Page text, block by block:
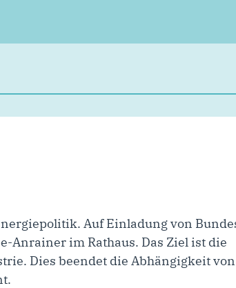
Auf Einladung von
Anrainer im Rathaus. Das Ziel ist die
Dies beendet die Abhängigkeit